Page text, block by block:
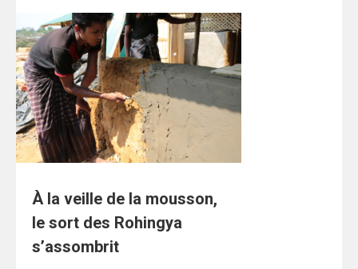
À la veille de la mousson,
le sort des Rohingya
s’assombrit